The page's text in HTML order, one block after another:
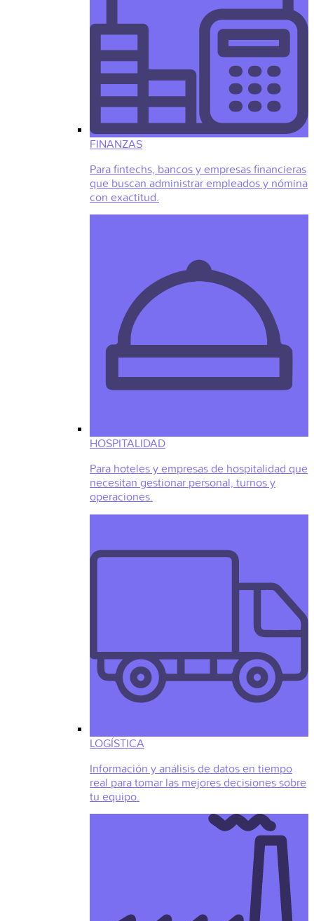
FINANZAS
Para fintechs, bancos y empresas financieras
que buscan administrar empleados y nómina
con exactitud.
HOSPITALIDAD
Para hoteles y empresas de hospitalidad que
necesitan gestionar personal, turnos y
operaciones.
LOGÍSTICA
Información y análisis de datos en tiempo
real para tomar las mejores decisiones sobre
tu equipo.